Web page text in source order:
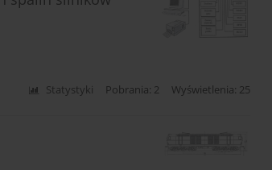
Statystyki Pobrania: 2 Wyświetlenia: 25